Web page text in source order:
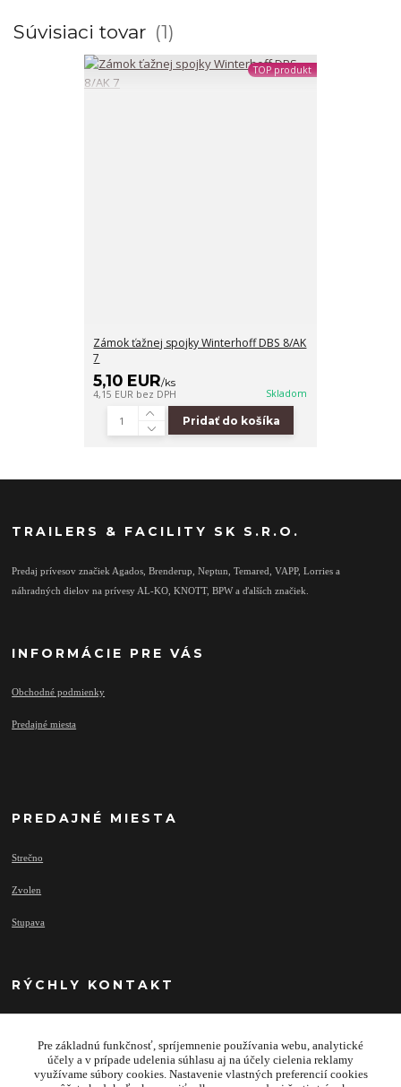
Súvisiaci tovar 1
TOP produkt
Zámok ťažnej spojky Winterhoff DBS 8/AK
7
5,10 EUR/ks
4,15 EUR bez DPH Skladom
Pridať do košíka
TRAILERS & FACILITY SK S.R.O.
Predaj prívesov značiek Agados, Brenderup, Neptun, Temared, VAPP, Lorries a
náhradných dielov na prívesy AL-KO, KNOTT, BPW a ďalších značiek.
INFORMÁCIE PRE VÁS
Obchodné podmienky
Predajné miesta
PREDAJNÉ MIESTA
Strečno
Zvolen
Stupava
RÝCHLY KONTAKT
info@najprivesy.sk
Pre základnú funkčnosť, spríjemnenie používania webu, analytické
účely a v prípade udelenia súhlasu aj na účely cielenia reklamy
využívame súbory cookies. Nastavenie vlastných preferencií cookies